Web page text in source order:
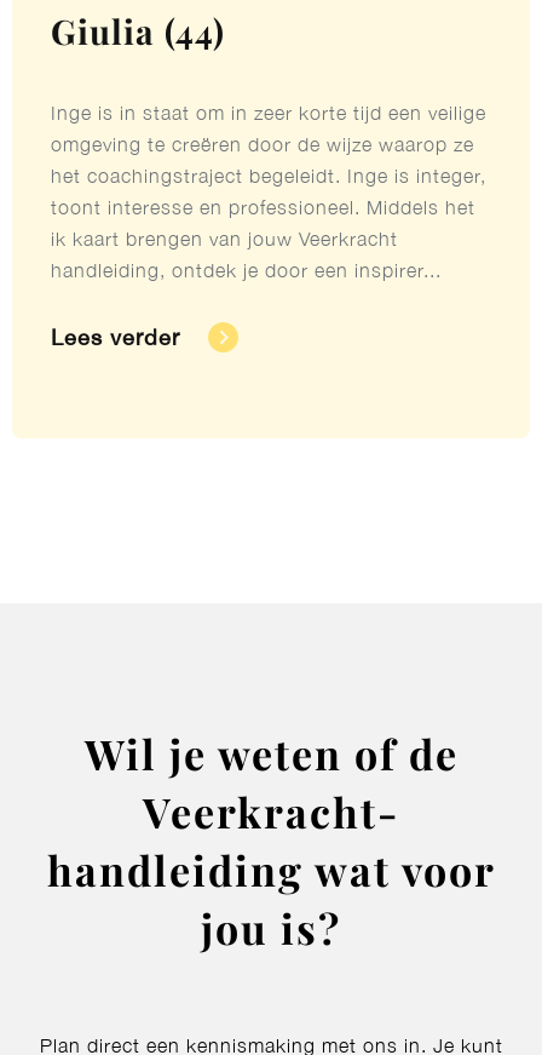
Giulia (44)
Inge is in staat om in zeer korte tijd een veilige
omgeving te creëren door de wijze waarop ze
het coachingstraject begeleidt. Inge is integer,
toont interesse en professioneel. Middels het
ik kaart brengen van jouw Veerkracht
handleiding, ontdek je door een inspirer...
Lees verder​
Wil je weten of de
Veerkracht-
handleiding wat voor
jou is?
Plan direct een kennismaking met ons in. Je kunt